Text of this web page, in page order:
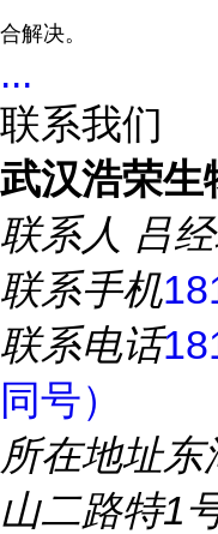
合解决。
...
联系我们
武汉浩荣生
联系人 吕
联系手机
联系电话
同号）
所在地址东
山二路特1